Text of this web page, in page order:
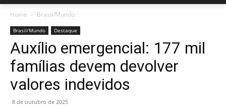
Home Brasil/Mundo
Brasil/Mundo Destaque
Auxílio emergencial: 177 mil
famílias devem devolver
valores indevidos
8 de outubro de 2025